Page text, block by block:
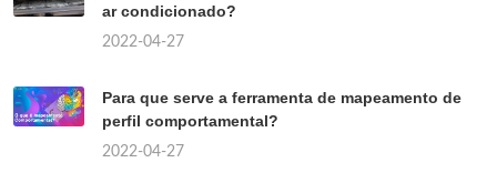
ar condicionado?
2022-04-27
Para que serve a ferramenta de mapeamento de
perfil comportamental?
2022-04-27